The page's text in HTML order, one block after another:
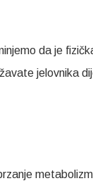
da je
jelovnika